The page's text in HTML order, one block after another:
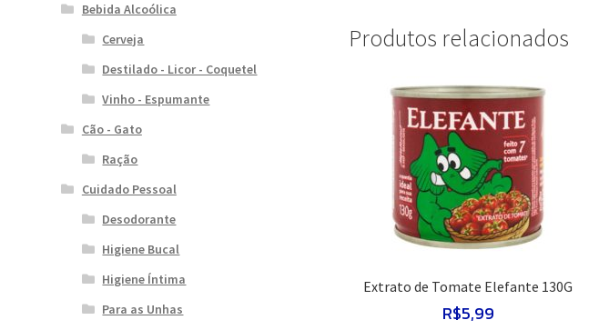
Produtos relacionados
Extrato de Tomate Elefante 130G
R$5,99
Bebida Alcoólica
Cerveja
Destilado - Licor - Coquetel
Vinho - Espumante
Cão - Gato
Ração
Cuidado Pessoal
Desodorante
Higiene Bucal
Higiene Íntima
Para as Unhas